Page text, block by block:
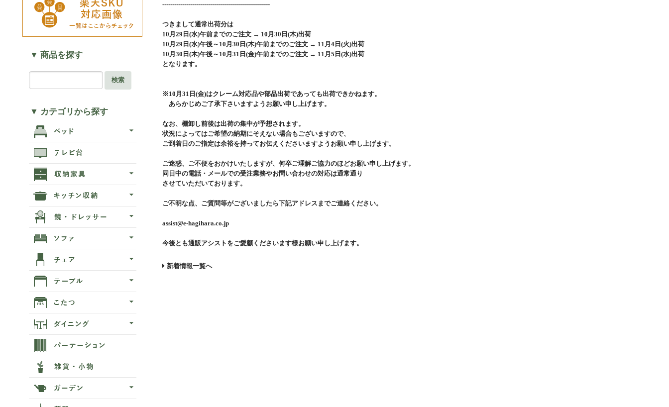
------------------------------------------------------
つきまして通常出荷分は
10月29日(水)午前までのご注文 → 10月30日(木)出荷
10月29日(水)午後～10月30日(木)午前までのご注文 → 11月4日(火)出荷
10月30日(木)午後～10月31日(金)午前までのご注文 → 11月5日(水)出荷
となります。
※10月31日(金)はクレーム対応品や部品出荷であっても出荷できかねます。
あらかじめご了承下さいますようお願い申し上げます。
なお、棚卸し前後は出荷の集中が予想されます。
状況によってはご希望の納期にそえない場合もございますので、
ご到着日のご指定は余裕を持ってお伝えくださいますようお願い申し上げます。
ご迷惑、ご不便をおかけいたしますが、何卒ご理解ご協力のほどお願い申し上げます。
同日中の電話・メールでの受注業務やお問い合わせの対応は通常通り
させていただいております。
ご不明な点、ご質問等がございましたら下記アドレスまでご連絡ください。
assist@e-hagihara.co.jp
今後とも通販アシストをご愛顧くださいます様お願い申し上げます。
新着情報一覧へ
▼ 商品を探す
検索
▼ カテゴリから探す